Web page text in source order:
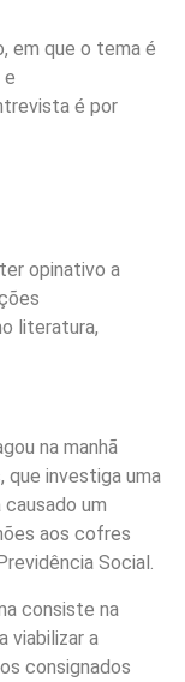
em que o tema é
e
é por
opinativo a
literatura,
na manhã
investiga uma
um
aos cofres
Social.
consiste na
viabilizar a
consignados